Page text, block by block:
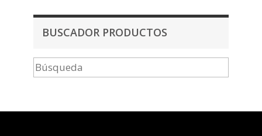
BUSCADOR PRODUCTOS